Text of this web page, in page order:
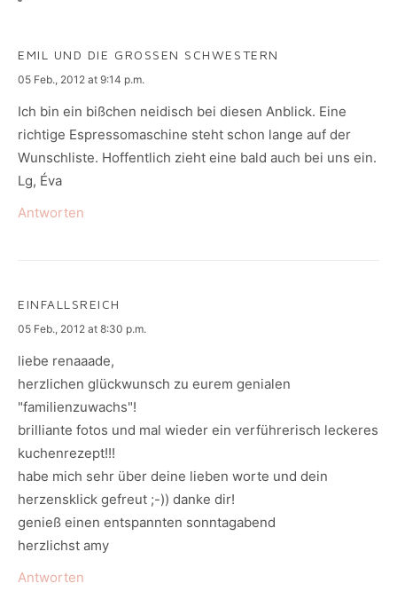
EMIL UND DIE GROSSEN SCHWESTERN
says:
05 Feb., 2012 at 9:14 p.m.
Ich bin ein bißchen neidisch bei diesen Anblick. Eine
richtige Espressomaschine steht schon lange auf der
Wunschliste. Hoffentlich zieht eine bald auch bei uns ein.
Lg, Éva
Antworten
EINFALLSREICH
says:
05 Feb., 2012 at 8:30 p.m.
liebe renaaade,
herzlichen glückwunsch zu eurem genialen
"familienzuwachs"!
brilliante fotos und mal wieder ein verführerisch leckeres
kuchenrezept!!!
habe mich sehr über deine lieben worte und dein
herzensklick gefreut ;-)) danke dir!
genieß einen entspannten sonntagabend
herzlichst amy
Antworten